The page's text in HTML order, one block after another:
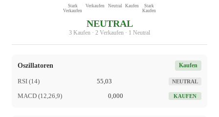
Stark
Verkaufen
Verkaufen Neutral Kaufen
Stark
Kaufen
NEUTRAL
3 Kaufen · 2 Verkaufen · 1 Neutral
Oszillatoren Kaufen
RSI (14) 55,03 NEUTRAL
MACD (12,26,9) 0,000 KAUFEN